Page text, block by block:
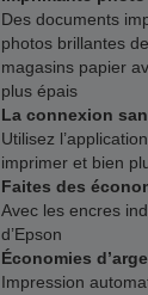
Des documents
photos brillantes
magasins papier
plus épais
La connexion
Utilisez
imprimer et bien
Faites des
Avec les encres
d’Epson
Économies
Impression